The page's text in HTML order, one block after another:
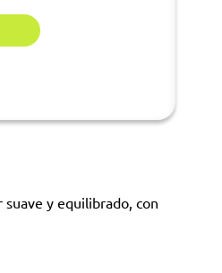
suave y equilibrado, con